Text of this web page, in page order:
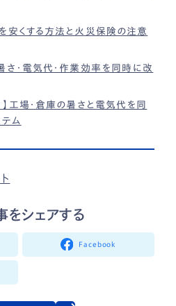
安くする方法と火災保険の注意
さ・電気代・作業効率を同時に改
】工場・倉庫の暑さと電気代を同
ム
をシェアする
Facebook